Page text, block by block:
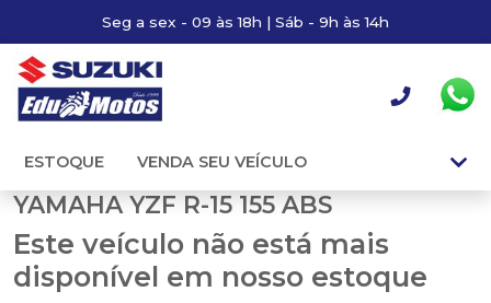
Seg a sex - 09 às 18h | Sáb - 9h às 14h
ESTOQUE VENDA SEU VEÍCULO
YAMAHA YZF R-15 155 ABS
Este veículo não está mais
disponível em nosso estoque